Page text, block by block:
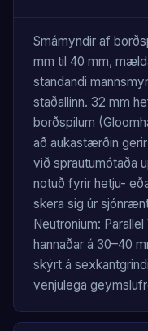
Smámyndir af
mm til 40 mm,
standandi
staðallinn. 32 mm
borðspilum
að aukastærðin
við sprautumótaða
notuð fyrir hetju-
skera sig úr
Neutronium:
hannaðar á 30–40
skýrt á
venjulega